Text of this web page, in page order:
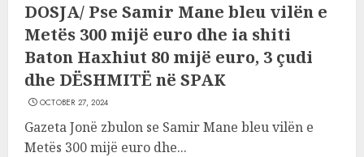
DOSJA/ Pse Samir Mane bleu vilën e
Metës 300 mijë euro dhe ia shiti
Baton Haxhiut 80 mijë euro, 3 çudi
dhe DËSHMITË në SPAK
OCTOBER 27, 2024
Gazeta Jonë zbulon se Samir Mane bleu vilën e
Metës 300 mijë euro dhe...